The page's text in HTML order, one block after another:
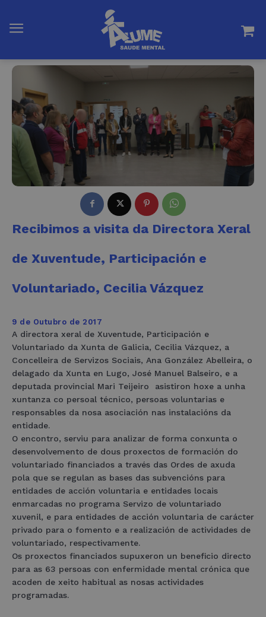
Recibimos a visita da Directora Xeral
de Xuventude, Participación e
Voluntariado, Cecilia Vázquez
9 de Outubro de 2017
A directora xeral de Xuventude, Participación e
Voluntariado da Xunta de Galicia, Cecilia Vázquez, a
Concelleira de Servizos Sociais, Ana González Abelleira, o
delagado da Xunta en Lugo, José Manuel Balseiro, e a
deputada provincial Mari Teijeiro asistiron hoxe a unha
xuntanza co persoal técnico, persoas voluntarias e
responsables da nosa asociación nas instalacións da
entidade.
O encontro, serviu para analizar de forma conxunta o
desenvolvemento de dous proxectos de formación do
voluntariado financiados a través das Ordes de axuda
pola que se regulan as bases das subvencións para
entidades de acción voluntaria e entidades locais
enmarcadas no programa Servizo de voluntariado
xuvenil, e para entidades de acción voluntaria de carácter
privado para o fomento e a realización de actividades de
voluntariado, respectivamente.
Os proxectos financiados supuxeron un beneficio directo
para as 63 persoas con enfermidade mental crónica que
acoden de xeito habitual as nosas actividades
programadas.